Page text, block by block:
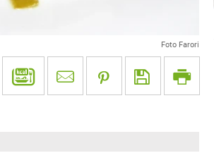
Foto Farori